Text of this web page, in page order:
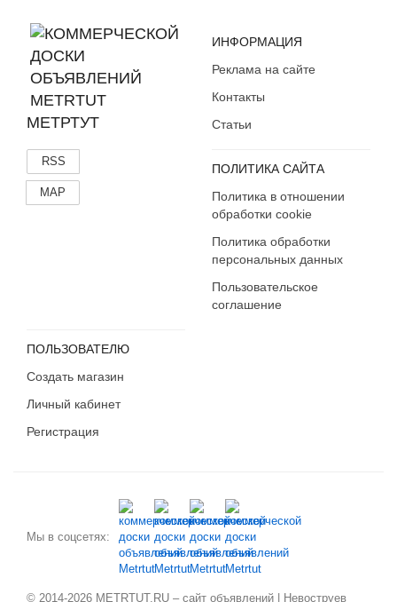
МЕТРТУТ
RSS
MAP
ИНФОРМАЦИЯ
Реклама на сайте
Контакты
Статьи
ПОЛИТИКА САЙТА
Политика в отношении
обработки cookie
Политика обработки
персональных данных
Пользовательское
соглашение
ПОЛЬЗОВАТЕЛЮ
Создать магазин
Личный кабинет
Регистрация
Мы в соцсетях:
© 2014-2026 METRTUT.RU – сайт объявлений | Невоструев